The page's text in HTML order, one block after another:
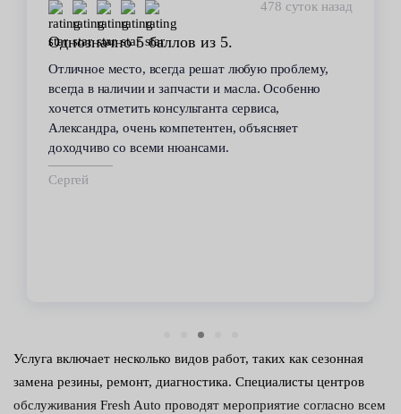
478 суток назад
Однозначно 5 баллов из 5.
Отличное место, всегда решат любую проблему,
всегда в наличии и запчасти и масла. Особенно
хочется отметить консультанта сервиса,
Александра, очень компетентен, объясняет
доходчиво со всеми нюансами.
Сергей
Услуга включает несколько видов работ, таких как сезонная
замена резины, ремонт, диагностика. Специалисты центров
обслуживания Fresh Auto проводят мероприятие согласно всем